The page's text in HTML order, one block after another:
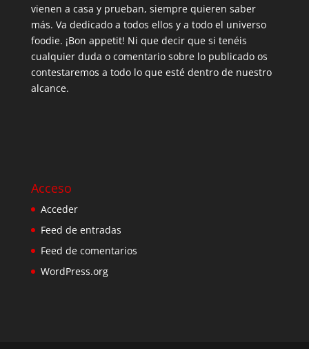
vienen a casa y prueban, siempre quieren saber
más. Va dedicado a todos ellos y a todo el universo
foodie. ¡Bon appetit! Ni que decir que si tenéis
cualquier duda o comentario sobre lo publicado os
contestaremos a todo lo que esté dentro de nuestro
alcance.
Acceso
Acceder
Feed de entradas
Feed de comentarios
WordPress.org